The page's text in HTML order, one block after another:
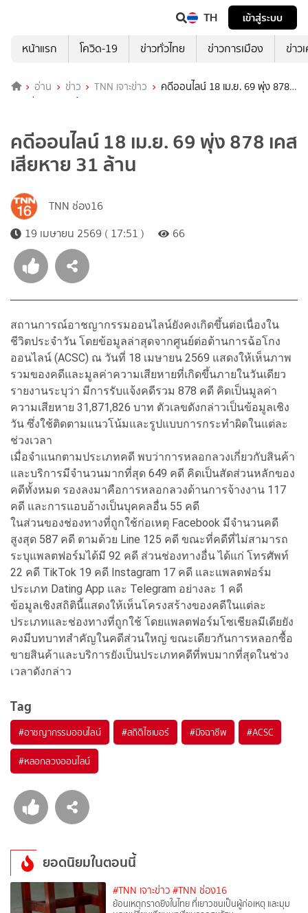
TH
เข้าสู่ระบบ
หน้าแรก
โควิด-19 ข่าวทั่วไทย ข่าวการเมือง ข่าว
อ่าน ข่าว TNN เจาะข่าว
คดีออนไลน์ 18 เม.ย. 69 พุ่ง 878
เคส เสียหาย 31 ล้าน
คดีออนไลน์ 18 เม.ย. 69 พุ่ง 878 เคส
เสียหาย 31 ล้าน
TNN ช่อง16
19 เมษายน 2569 ( 17:51 )
66
สถานการณ์อาชญากรรมออนไลน์ยังคงเกิดขึ้นต่อเนื่องใน
ชีวิตประจำวัน โดยข้อมูลล่าสุดจากศูนย์ต่อต้านการฉ้อโกง
ออนไลน์ (ACSC) ณ วันที่ 18 เมษายน 2569 แสดงให้เห็นภาพ
รวมของคดีและมูลค่าความเสียหายที่เกิดขึ้นภายในวันเดียว
รายงานระบุว่า มีการรับแจ้งคดีรวม 878 คดี คิดเป็นมูลค่า
ความเสียหาย 31,871,826 บาท ตัวเลขดังกล่าวเป็นข้อมูลเชิง
วัน ซึ่งใช้ติดตามแนวโน้มและรูปแบบการกระทำผิดในแต่ละ
ช่วงเวลา
เมื่อจำแนกตามประเภทคดี พบว่าการหลอกลวงเกี่ยวกับสินค้า
และบริการมีจำนวนมากที่สุด 649 คดี คิดเป็นสัดส่วนหลักของ
คดีทั้งหมด รองลงมาคือการหลอกลวงด้านการจ้างงาน 117
คดี และการแอบอ้างเป็นบุคคลอื่น 55 คดี
ในส่วนของช่องทางที่ถูกใช้ก่อเหตุ Facebook มีจำนวนคดี
สูงสุด 587 คดี ตามด้วย Line 125 คดี ขณะที่คดีที่ไม่สามารถ
ระบุแพลตฟอร์มได้มี 92 คดี ส่วนช่องทางอื่น ได้แก่ โทรศัพท์
22 คดี TikTok 19 คดี Instagram 17 คดี และแพลตฟอร์ม
ประเภท Dating App และ Telegram อย่างละ 1 คดี
ข้อมูลเชิงสถิตินี้แสดงให้เห็นโครงสร้างของคดีในแต่ละ
ประเภทและช่องทางที่ถูกใช้ โดยแพลตฟอร์มโซเชียลมีเดียยัง
คงมีบทบาทสำคัญในคดีส่วนใหญ่ ขณะเดียวกันการหลอกซื้อ
ขายสินค้าและบริการยังเป็นประเภทคดีที่พบมากที่สุดในช่วง
เวลาดังกล่าว
Tag
#อาชญากรรมออนไลน์ #สถิติไซเบอร์ #มิจฉาชีพ #ACSC
#หลอกลวงออนไลน์
ยอดนิยมในตอนนี้
#TNN เจาะข่าว #TNN ช่อง16
ย้อนเหตุกราดยิงในไทย ที่เยาวชนเป็นผู้ก่อเหตุ และมุม